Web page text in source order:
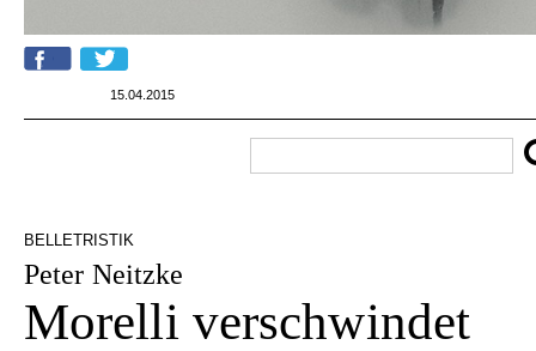
15.04.2015
BELLETRISTIK
Peter Neitzke
Morelli verschwindet